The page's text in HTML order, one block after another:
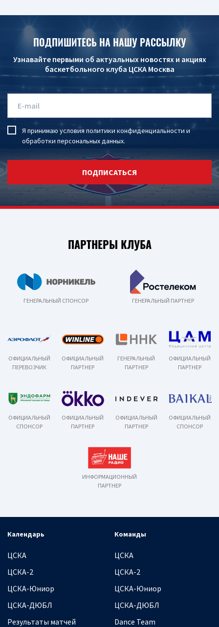
ПОДПИШИТЕСЬ НА НАШУ РАССЫЛКУ
Узнавайте первыми об актуальных новостях и акциях
баскетбольного клуба ЦСКА Москва
Я принимаю условия политики конфиденциальности и
обработки персональных данных.
ПОДПИСАТЬСЯ
ПАРТНЕРЫ КЛУБА
ГЕНЕРАЛЬНЫЙ СПОНСОР ГЕНЕРАЛЬНЫЙ ПАРТНЕР
ОФИЦИАЛЬНЫЙ
ПЕРЕВОЗЧИК
ОФИЦИАЛЬНЫЙ
ПАРТНЕР
ГЕНЕРАЛЬНЫЙ
ПАРТНЕР
ОФИЦИАЛЬНЫЙ
ПАРТНЕР
ОФИЦИАЛЬНЫЙ
СПОНСОР
ОФИЦИАЛЬНЫЙ
ПАРТНЕР
ОФИЦИАЛЬНЫЙ
ПАРТНЕР
ОФИЦИАЛЬНЫЙ
СПОНСОР
ИНФОРМАЦИОННЫЙ
ПАРТНЕР
Календарь
ЦСКА
ЦСКА-2
ЦСКА-Юниор
ЦСКА-ДЮБЛ
Результаты матчей
Команды
ЦСКА
ЦСКА-2
ЦСКА-Юниор
ЦСКА-ДЮБЛ
Dance Team